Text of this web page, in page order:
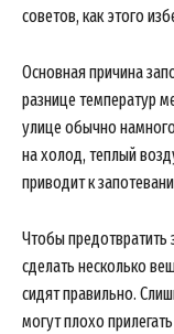
советов, как этого
Основная причина
разнице температур
улице обычно
на холод, теплый
приводит к
Чтобы
сделать несколько
сидят правильно.
могут плохо